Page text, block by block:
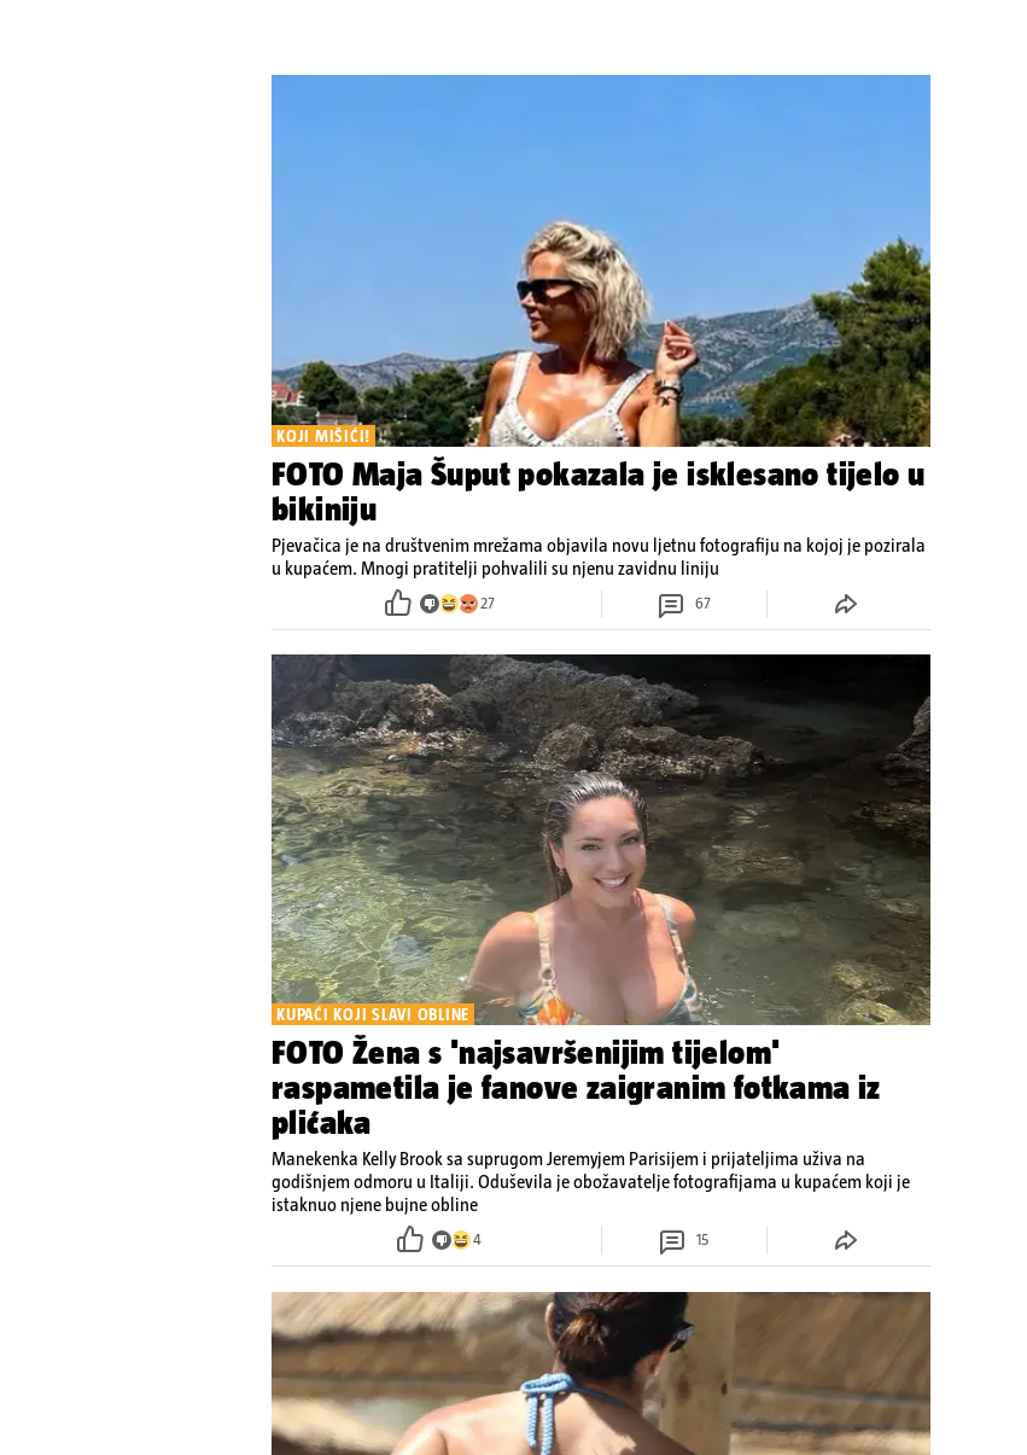
KOJI MIŠIĆI!
FOTO Maja Šuput pokazala je isklesano tijelo u
bikiniju
Pjevačica je na društvenim mrežama objavila novu ljetnu fotografiju na kojoj je pozirala
u kupaćem. Mnogi pratitelji pohvalili su njenu zavidnu liniju
27 67
KUPAĆI KOJI SLAVI OBLINE
FOTO Žena s 'najsavršenijim tijelom'
raspametila je fanove zaigranim fotkama iz
plićaka
Manekenka Kelly Brook sa suprugom Jeremyjem Parisijem i prijateljima uživa na
godišnjem odmoru u Italiji. Oduševila je obožavatelje fotografijama u kupaćem koji je
istaknuo njene bujne obline
4 15